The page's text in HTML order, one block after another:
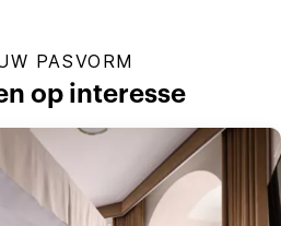
PASVORM
op interesse